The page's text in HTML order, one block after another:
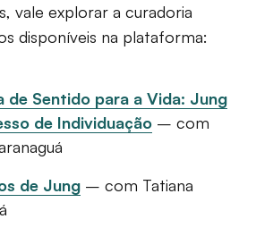
vale explorar a curadoria
disponíveis na plataforma:
de Sentido para a Vida: Jung
de Individuação – com
de Jung – com Tatiana